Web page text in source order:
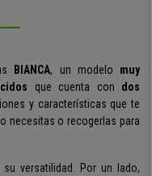
BIANCA, un modelo muy
que cuenta con
dos
y características que te
necesitas o recogerlas para
versatilidad. Por un lado,